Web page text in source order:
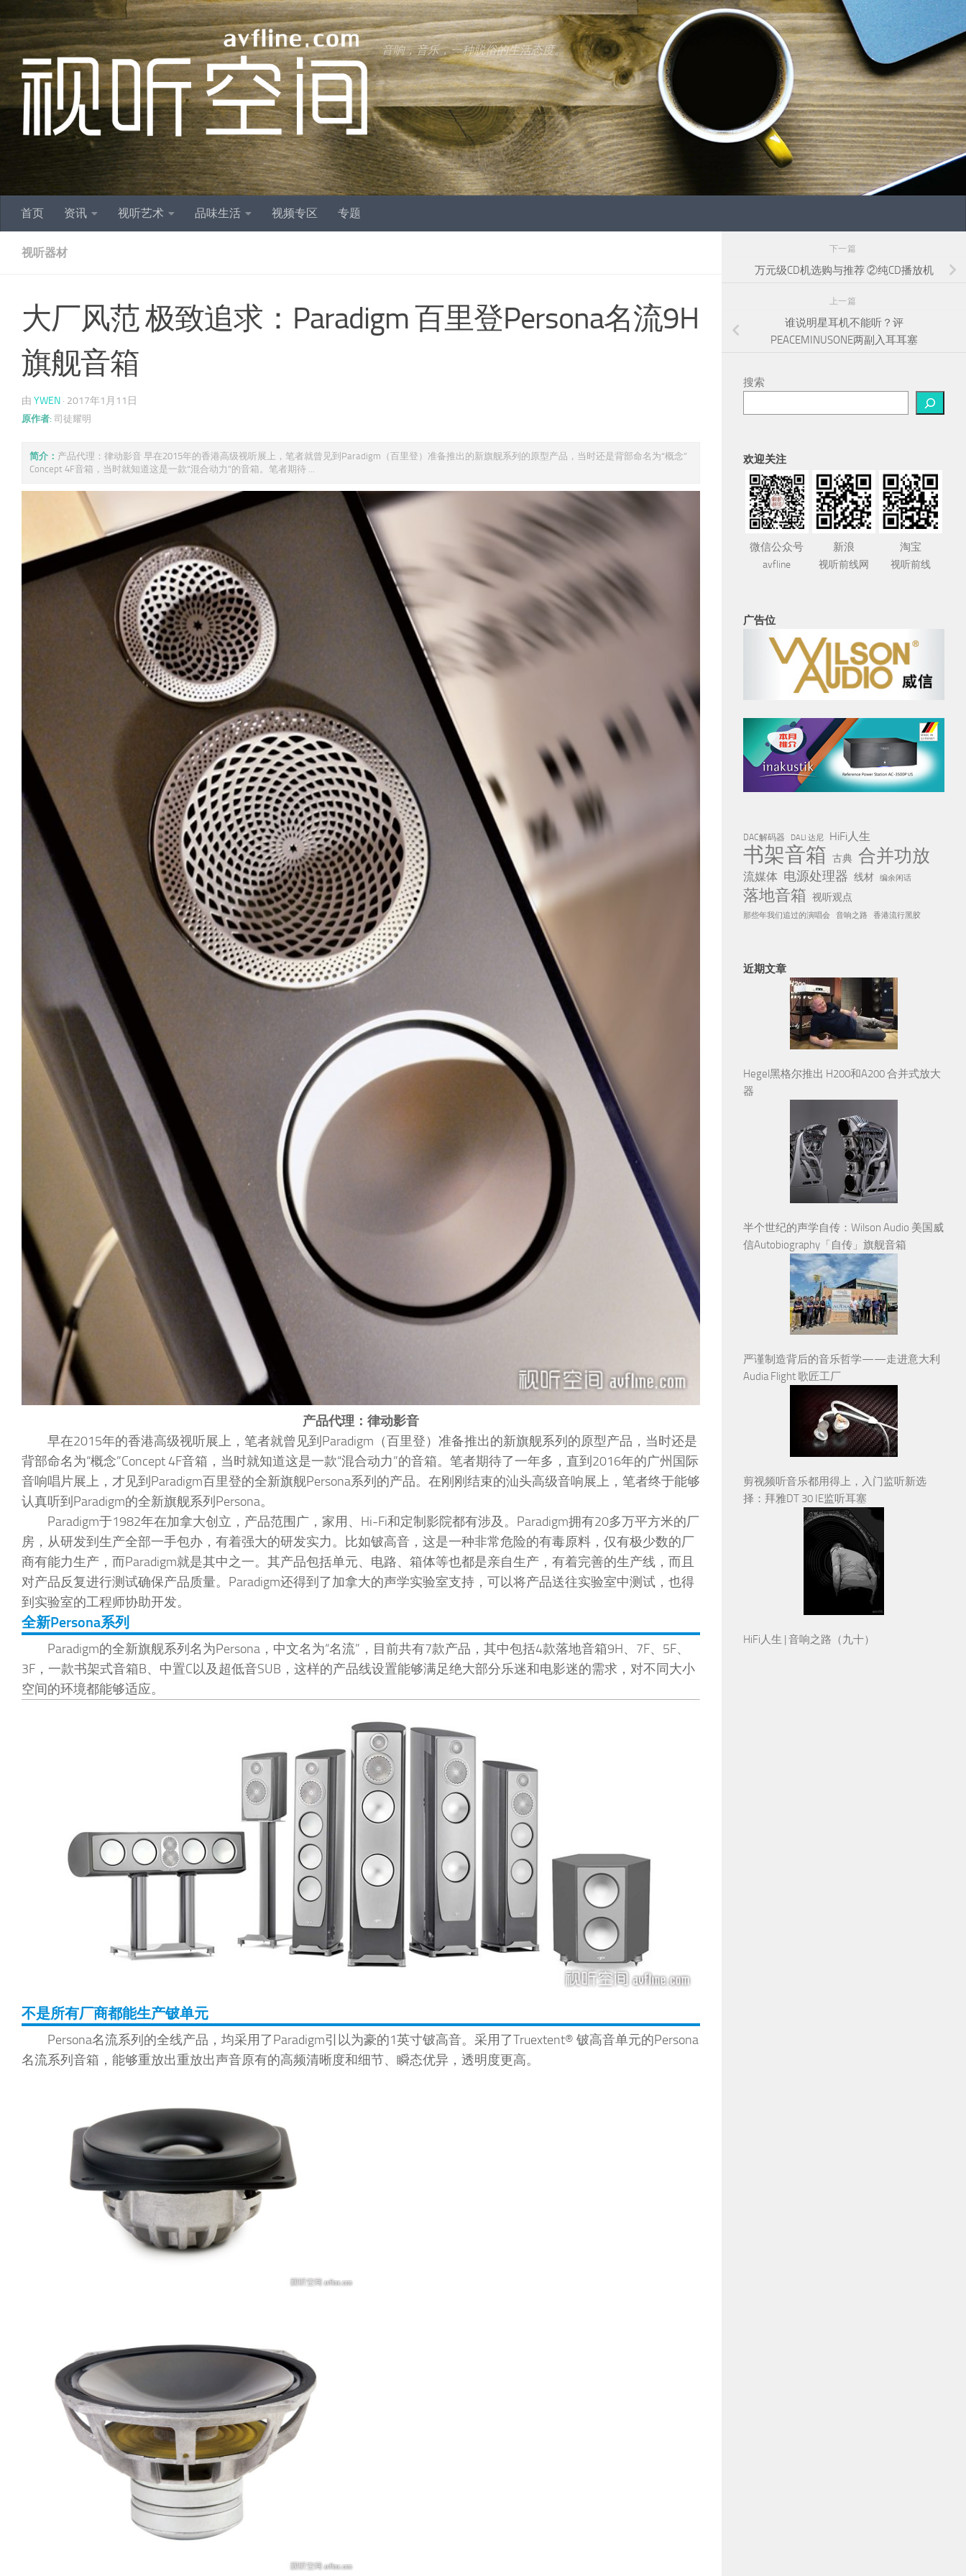
跳至内容
音响，音乐，一种脱俗的生活态度。
首页 资讯 视听艺术 品味生活 视频专区 专题
视听器材
大厂风范 极致追求：Paradigm 百里登Persona名流9H
旗舰音箱
由 YWEN · 2017年1月11日
原作者: 司徒耀明
简介： 产品代理：律动影音 早在2015年的香港高级视听展上，笔者就曾见到Paradigm（百里登）准备推出的新旗舰系列的原型产品，当时还是背部命名为“概念”
Concept 4F音箱，当时就知道这是一款“混合动力”的音箱。笔者期待 ...
产品代理：律动影音
早在2015年的香港高级视听展上，笔者就曾见到Paradigm（百里登）准备推出的新旗舰系列的原型产品，当时还是
背部命名为“概念”Concept 4F音箱，当时就知道这是一款“混合动力”的音箱。笔者期待了一年多，直到2016年的广州国际
音响唱片展上，才见到Paradigm百里登的全新旗舰Persona系列的产品。在刚刚结束的汕头高级音响展上，笔者终于能够
认真听到Paradigm的全新旗舰系列Persona。
Paradigm于1982年在加拿大创立，产品范围广，家用、Hi-Fi和定制影院都有涉及。Paradigm拥有20多万平方米的厂
房，从研发到生产全部一手包办，有着强大的研发实力。比如铍高音，这是一种非常危险的有毒原料，仅有极少数的厂
商有能力生产，而Paradigm就是其中之一。其产品包括单元、电路、箱体等也都是亲自生产，有着完善的生产线，而且
对产品反复进行测试确保产品质量。Paradigm还得到了加拿大的声学实验室支持，可以将产品送往实验室中测试，也得
到实验室的工程师协助开发。
全新Persona系列
Paradigm的全新旗舰系列名为Persona，中文名为“名流”，目前共有7款产品，其中包括4款落地音箱9H、7F、5F、
3F，一款书架式音箱B、中置C以及超低音SUB，这样的产品线设置能够满足绝大部分乐迷和电影迷的需求，对不同大小
空间的环境都能够适应。
不是所有厂商都能生产铍单元
Persona名流系列的全线产品，均采用了Paradigm引以为豪的1英寸铍高音。采用了Truextent® 铍高音单元的Persona
名流系列音箱，能够重放出重放出声音原有的高频清晰度和细节、瞬态优异，透明度更高。
下一篇
万元级CD机选购与推荐 ②纯CD播放机
上一篇
谁说明星耳机不能听？评
PEACEMINUSONE两副入耳耳塞
搜索
欢迎关注
微信公众号
avfline
新浪
视听前线网
淘宝
视听前线
广告位
DAC解码器 DALI 达尼 HiFi人生
书架音箱 古典 合并功放
流媒体 电源处理器 线材 编余闲话
落地音箱 视听观点
那些年我们追过的演唱会 音响之路 香港流行黑胶
近期文章
Hegel黑格尔推出 H200和A200 合并式放大
器
半个世纪的声学自传：Wilson Audio 美国威
信Autobiography「自传」旗舰音箱
严谨制造背后的音乐哲学——走进意大利
Audia Flight 歌匠工厂
剪视频听音乐都用得上，入门监听新选
择：拜雅DT 30 IE监听耳塞
HiFi人生 | 音响之路（九十）